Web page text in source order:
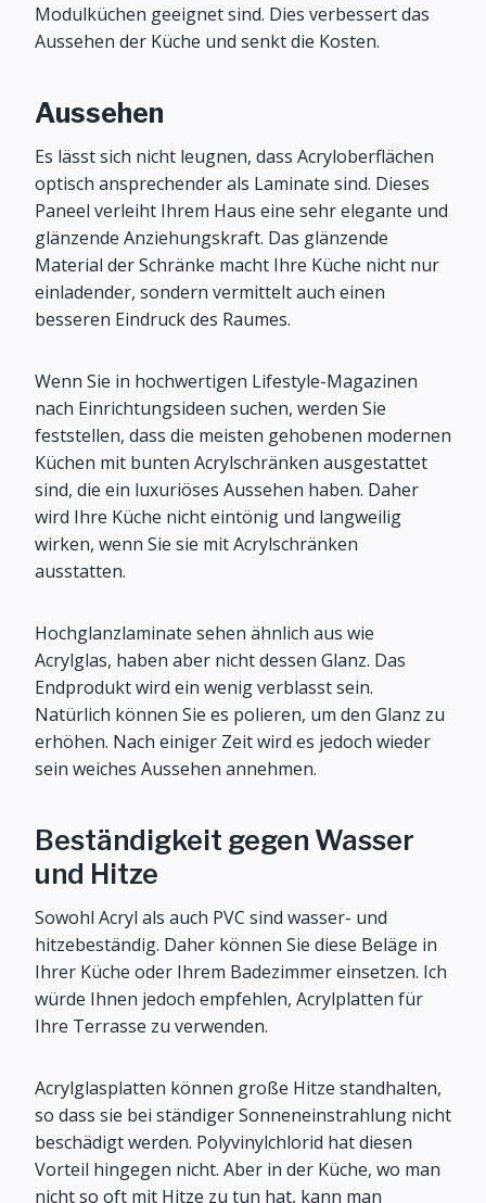
Modulküchen geeignet sind. Dies verbessert das
Aussehen der Küche und senkt die Kosten.
Aussehen
Es lässt sich nicht leugnen, dass Acryloberflächen
optisch ansprechender als Laminate sind. Dieses
Paneel verleiht Ihrem Haus eine sehr elegante und
glänzende Anziehungskraft. Das glänzende
Material der Schränke macht Ihre Küche nicht nur
einladender, sondern vermittelt auch einen
besseren Eindruck des Raumes.
Wenn Sie in hochwertigen Lifestyle-Magazinen
nach Einrichtungsideen suchen, werden Sie
feststellen, dass die meisten gehobenen modernen
Küchen mit bunten Acrylschränken ausgestattet
sind, die ein luxuriöses Aussehen haben. Daher
wird Ihre Küche nicht eintönig und langweilig
wirken, wenn Sie sie mit Acrylschränken
ausstatten.
Hochglanzlaminate sehen ähnlich aus wie
Acrylglas, haben aber nicht dessen Glanz. Das
Endprodukt wird ein wenig verblasst sein.
Natürlich können Sie es polieren, um den Glanz zu
erhöhen. Nach einiger Zeit wird es jedoch wieder
sein weiches Aussehen annehmen.
Beständigkeit gegen Wasser
und Hitze
Sowohl Acryl als auch PVC sind wasser- und
hitzebeständig. Daher können Sie diese Beläge in
Ihrer Küche oder Ihrem Badezimmer einsetzen. Ich
würde Ihnen jedoch empfehlen, Acrylplatten für
Ihre Terrasse zu verwenden.
Acrylglasplatten können große Hitze standhalten,
so dass sie bei ständiger Sonneneinstrahlung nicht
beschädigt werden. Polyvinylchlorid hat diesen
Vorteil hingegen nicht. Aber in der Küche, wo man
nicht so oft mit Hitze zu tun hat, kann man